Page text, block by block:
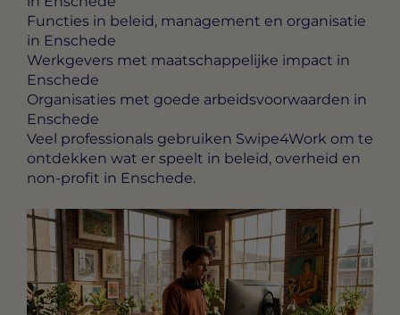
Functies in beleid, management en organisatie
in Enschede
Werkgevers met maatschappelijke impact in
Enschede
Organisaties met goede arbeidsvoorwaarden in
Enschede
Veel professionals gebruiken Swipe4Work om te
ontdekken wat er speelt in beleid, overheid en
non-profit in Enschede.